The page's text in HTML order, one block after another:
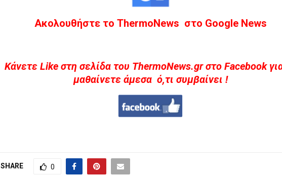
Ακολουθήστε το ThermoNews στο Google News
Kάνετε Like στη σελίδα του ThermoNews.gr στο Facebook
μαθαίνετε άμεσα ό,τι συμβαίνει !
SHARE 0